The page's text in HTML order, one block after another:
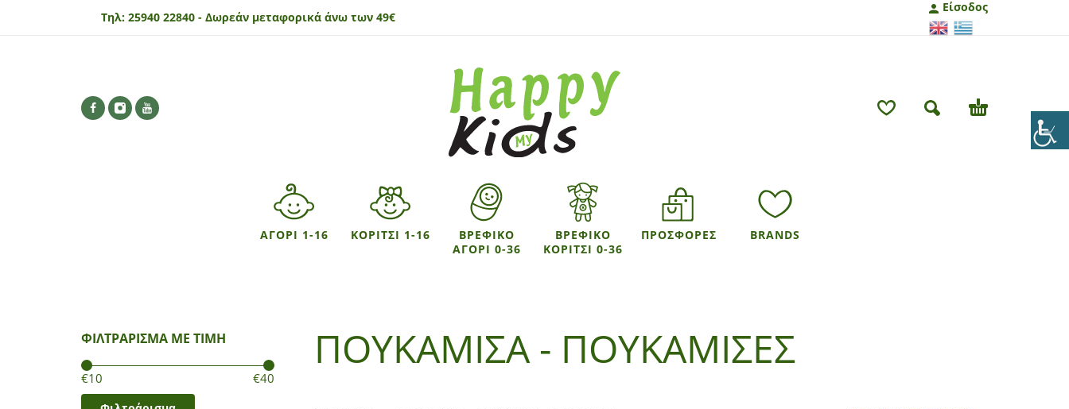
Τηλ: 25940 22840 - Δωρεάν μεταφορικά άνω των 49€
Είσοδος
ΑΓΟΡΙ 1-16 ΚΟΡΙΤΣΙ 1-16
ΒΡΕΦΙΚΟ
ΑΓΟΡΙ 0-36
ΒΡΕΦΙΚΟ
ΚΟΡΙΤΣΙ 0-36
ΠΡΟΣΦΟΡΕΣ BRANDS
ΦΙΛΤΡΆΡΙΣΜΑ ΜΕ ΤΙΜΉ
€10 €40
ΠΟΥΚΑΜΙΣΑ - ΠΟΥΚΑΜΙΣΕΣ